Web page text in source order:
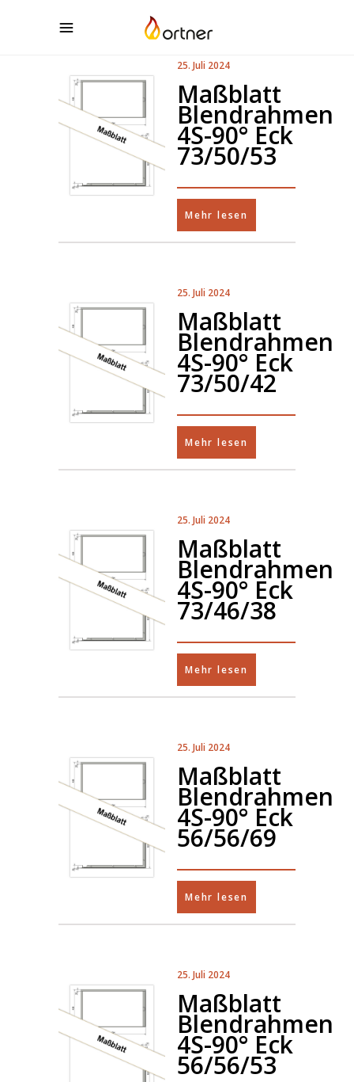
25. Juli 2024
Maßblatt
Blendrahmen
4S-90° Eck
73/50/53
Mehr lesen
25. Juli 2024
Maßblatt
Blendrahmen
4S-90° Eck
73/50/42
Mehr lesen
25. Juli 2024
Maßblatt
Blendrahmen
4S-90° Eck
73/46/38
Mehr lesen
25. Juli 2024
Maßblatt
Blendrahmen
4S-90° Eck
56/56/69
Mehr lesen
25. Juli 2024
Maßblatt
Blendrahmen
4S-90° Eck
56/56/53